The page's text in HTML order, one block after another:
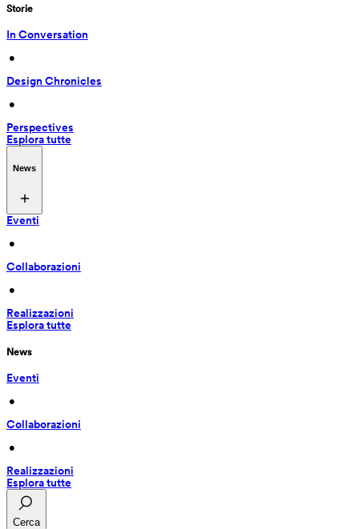
Storie
In Conversation
•
Design Chronicles
•
Perspectives
Esplora tutte
News
Eventi
•
Collaborazioni
•
Realizzazioni
Esplora tutte
News
Eventi
•
Collaborazioni
•
Realizzazioni
Esplora tutte
Cerca